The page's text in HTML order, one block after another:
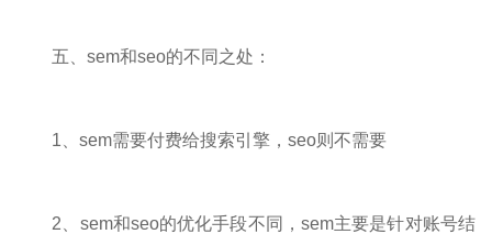
五、sem和seo的不同之处：
1、sem需要付费给搜索引擎，seo则不需要
2、sem和seo的优化手段不同，sem主要是针对账号结